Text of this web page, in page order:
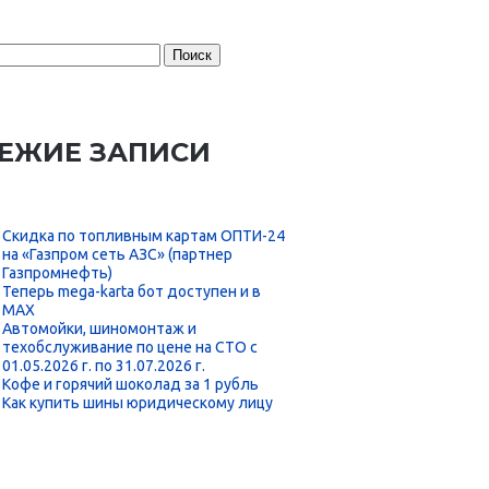
ЗАПИСИ
Скидка по топливным картам ОПТИ-24
на «Газпром сеть АЗС» (партнер
Газпромнефть)
Теперь mega-karta бот доступен и в
MAX
Автомойки, шиномонтаж и
техобслуживание по цене на СТО с
01.05.2026 г. по 31.07.2026 г.
Кофе и горячий шоколад за 1 рубль
Как купить шины юридическому лицу